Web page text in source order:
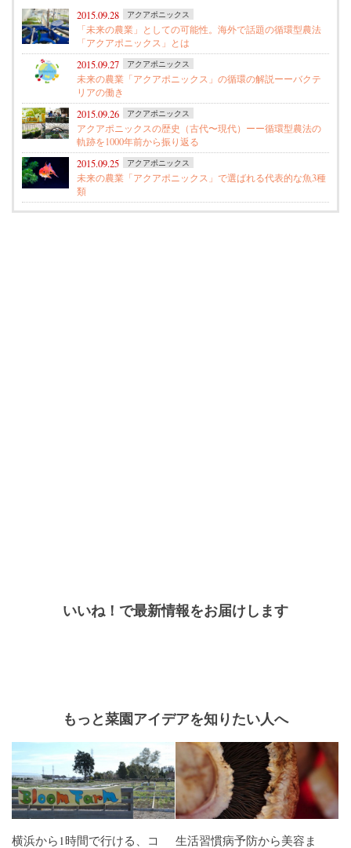
2015.09.28 アクアポニックス
「未来の農業」としての可能性。海外で話題の循環型農法
「アクアポニックス」とは
2015.09.27
アクアポニックス
未来の農業「アクアポニックス」の循環の解説ーーバクテ
リアの働き
2015.09.26
アクアポニックス
アクアポニックスの歴史（古代〜現代）ーー循環型農法の
軌跡を1000年前から振り返る
2015.09.25
アクアポニックス
未来の農業「アクアポニックス」で選ばれる代表的な魚3種
類
いいね！で最新情報をお届けします
もっと菜園アイデアを知りたい人へ
横浜から1時間で行ける、コ 生活習慣病予防から美容ま